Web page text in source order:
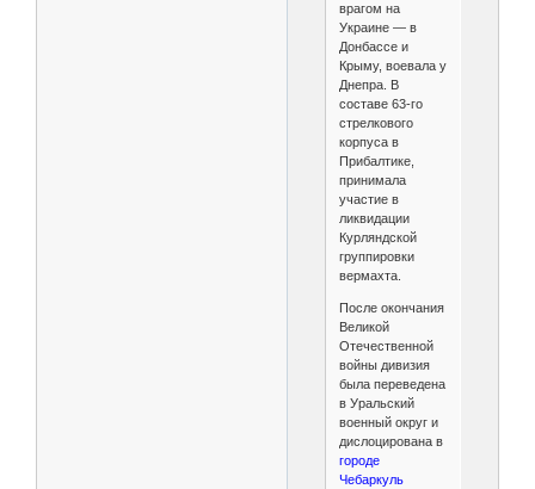
врагом на
Украине — в
Донбассе и
Крыму, воевала у
Днепра. В
составе 63-го
стрелкового
корпуса в
Прибалтике,
принимала
участие в
ликвидации
Курляндской
группировки
вермахта.
После окончания
Великой
Отечественной
войны дивизия
была переведена
в Уральский
военный округ и
дислоцирована в
городе
Чебаркуль